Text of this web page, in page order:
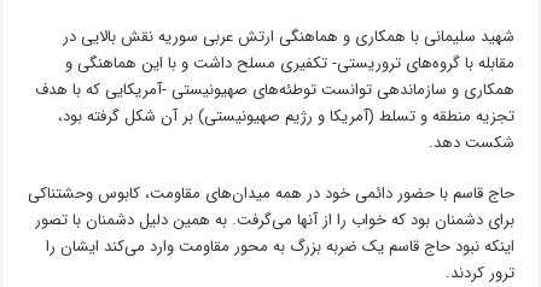
شهید سلیمانی با همکاری و هماهنگی ارتش عربی سوریه نقش بالایی در
مقابله با گروه‌های تروریستی- تکفیری مسلح داشت و با این هماهنگی و
همکاری و سازماندهی توانست توطئه‌های صهیونیستی -آمریکایی که با هدف
تجزیه منطقه و تسلط (آمریکا و رژیم صهیونیستی) بر آن شکل گرفته بود،
شکست دهد.
حاج قاسم با حضور دائمی خود در همه میدان‌های مقاومت، کابوس وحشتناکی
برای دشمنان بود که خواب را از آنها می‌گرفت. به همین دلیل دشمنان با تصور
اینکه نبود حاج قاسم یک ضربه بزرگ به محور مقاومت وارد می‌کند ایشان را
ترور کردند.